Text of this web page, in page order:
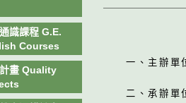
識課程 G.E.
Courses
畫 Quality
一、主辦單
二、承辦單